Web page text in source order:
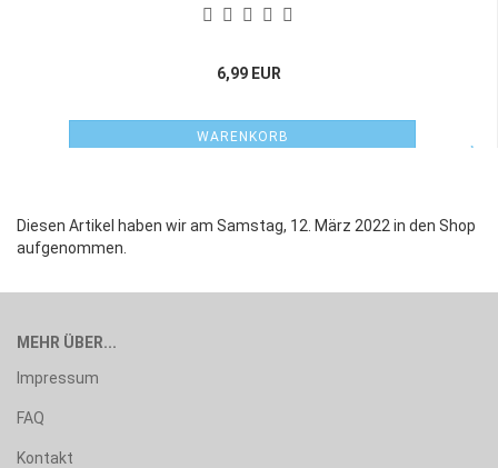
6,99 EUR
WARENKORB
Diesen Artikel haben wir am Samstag, 12. März 2022 in den Shop
aufgenommen.
MEHR ÜBER...
Impressum
FAQ
Kontakt